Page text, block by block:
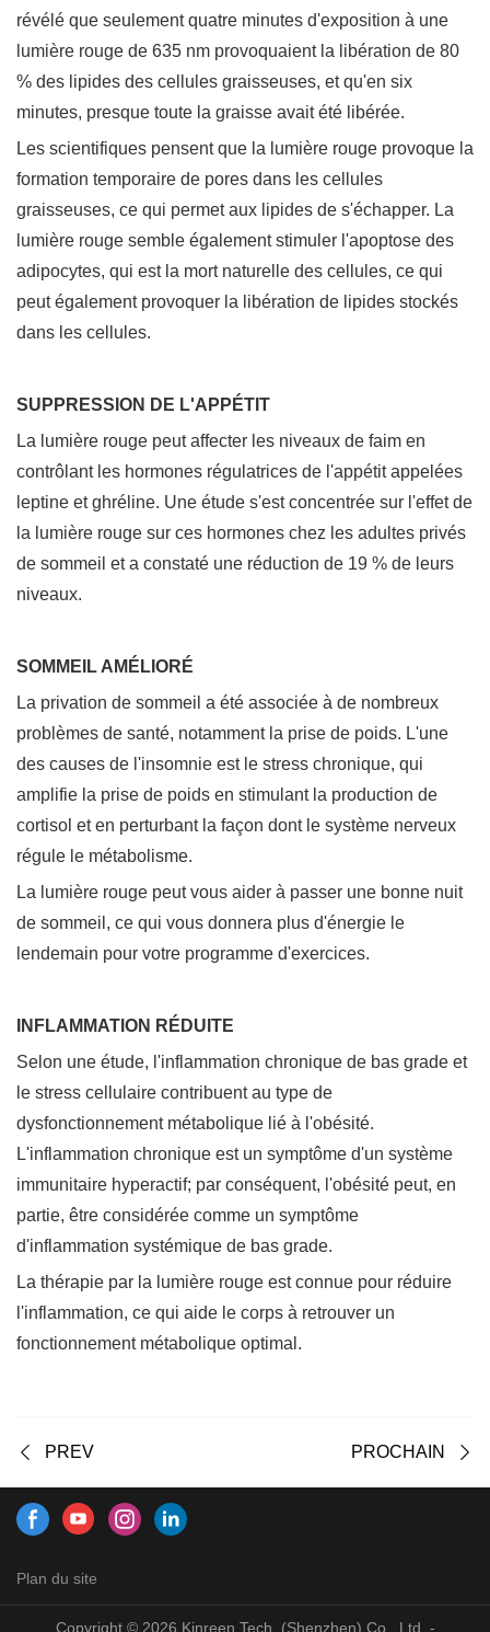
révélé que seulement quatre minutes d'exposition à une
lumière rouge de 635 nm provoquaient la libération de 80
% des lipides des cellules graisseuses, et qu'en six
minutes, presque toute la graisse avait été libérée.
Les scientifiques pensent que la lumière rouge provoque la
formation temporaire de pores dans les cellules
graisseuses, ce qui permet aux lipides de s'échapper. La
lumière rouge semble également stimuler l'apoptose des
adipocytes, qui est la mort naturelle des cellules, ce qui
peut également provoquer la libération de lipides stockés
dans les cellules.
SUPPRESSION DE L'APPÉTIT
La lumière rouge peut affecter les niveaux de faim en
contrôlant les hormones régulatrices de l'appétit appelées
leptine et ghréline. Une étude s'est concentrée sur l'effet de
la lumière rouge sur ces hormones chez les adultes privés
de sommeil et a constaté une réduction de 19 % de leurs
niveaux.
SOMMEIL AMÉLIORÉ
La privation de sommeil a été associée à de nombreux
problèmes de santé, notamment la prise de poids. L'une
des causes de l'insomnie est le stress chronique, qui
amplifie la prise de poids en stimulant la production de
cortisol et en perturbant la façon dont le système nerveux
régule le métabolisme.
La lumière rouge peut vous aider à passer une bonne nuit
de sommeil, ce qui vous donnera plus d'énergie le
lendemain pour votre programme d'exercices.
INFLAMMATION RÉDUITE
Selon une étude, l'inflammation chronique de bas grade et
le stress cellulaire contribuent au type de
dysfonctionnement métabolique lié à l'obésité.
L'inflammation chronique est un symptôme d'un système
immunitaire hyperactif; par conséquent, l'obésité peut, en
partie, être considérée comme un symptôme
d'inflammation systémique de bas grade.
La thérapie par la lumière rouge est connue pour réduire
l'inflammation, ce qui aide le corps à retrouver un
fonctionnement métabolique optimal.
PREV PROCHAIN
Plan du site
Copyright © 2026 Kinreen Tech. (Shenzhen) Co., Ltd. -